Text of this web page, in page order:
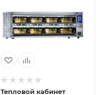
Тепловой кабинет